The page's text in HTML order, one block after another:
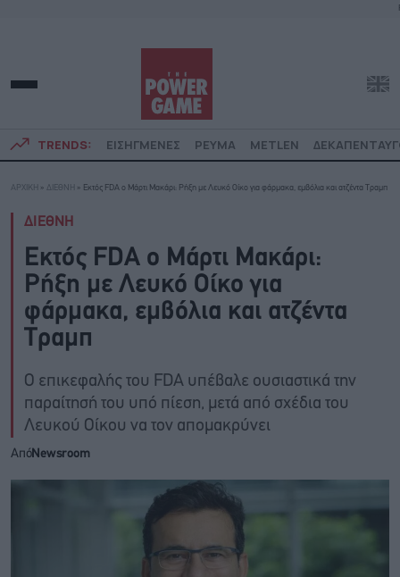
TRENDS: ΕΙΣΗΓΜΕΝΕΣ ΡΕΥΜΑ METLEN
ΑΡΧΙΚΗ » ΔΙΕΘΝΗ » Εκτός FDA o Μάρτι Μακάρι: Ρήξη με Λευκό Οίκο για φάρμακα, εμβόλια και ατζέντα Τραμπ
ΔΙΕΘΝΗ
Εκτός FDA o Μάρτι Μακάρι:
Ρήξη με Λευκό Οίκο για
φάρμακα, εμβόλια και ατζέντα
Τραμπ
Ο επικεφαλής του FDA υπέβαλε ουσιαστικά την
παραίτησή του υπό πίεση, μετά από σχέδια του
Λευκού Οίκου να τον απομακρύνει
ΑπόNewsroom